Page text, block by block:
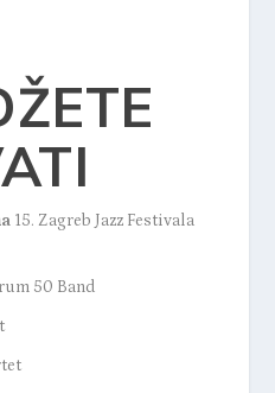
15. Zagreb Jazz Festivala
50 Band